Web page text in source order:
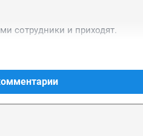
сотрудники и приходят.